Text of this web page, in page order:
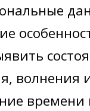
волнения